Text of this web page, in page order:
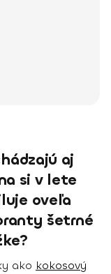
aj
si v lete
oveľa
šetrné
ako kokosový